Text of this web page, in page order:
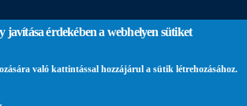
javítása érdekében a webhelyen sütiket
való kattintással hozzájárul a sütik létrehozásához.